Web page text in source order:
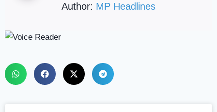
Author: MP Headlines